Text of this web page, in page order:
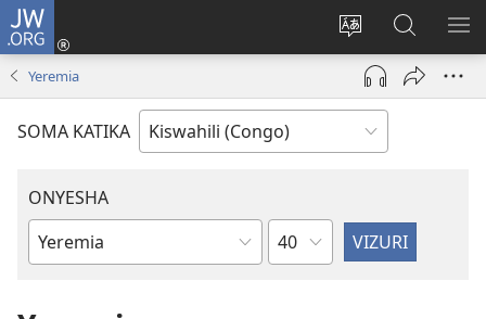
JW.ORG
Badili
luga
ya
adresi
Ingia
(opens
window)
Tafuta
ku
JW.ORG
Yeremia
SOMA KATIKA
ONYESHA
Vitabu
Biblia
Sura